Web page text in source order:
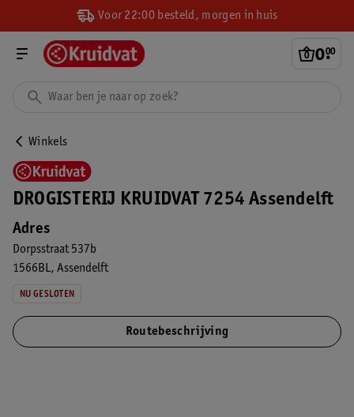
Voor 22:00 besteld, morgen in huis
0.
00
Winkels
DROGISTERIJ KRUIDVAT 7254 Assendelft
Adres
Dorpsstraat 537b
1566BL Assendelft
NU GESLOTEN
Routebeschrijving